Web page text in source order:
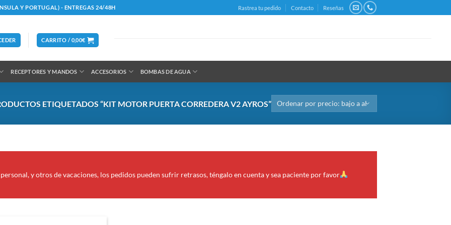
Y PORTUGAL) - ENTREGAS 24/48H Rastrea tu pedido Contacto Reseñas
CARRITO /0,00€
RECEPTORES Y MANDOS ACCESORIOS BOMBAS DE AGUA
ETIQUETADOS “KIT MOTOR PUERTA CORREDERA V2 AYROS”
y otros de vacaciones, los pedidos pueden sufrir retrasos, téngalo en cuenta y sea paciente por favor